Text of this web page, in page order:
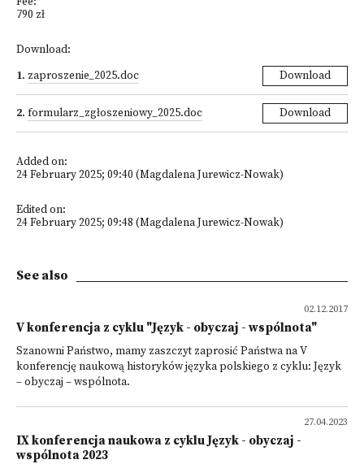
790 zł
Download:
1. zaproszenie_2025.doc Download
2. formularz_zgłoszeniowy_2025.doc Download
Added on:
24 February 2025; 09:40 (Magdalena Jurewicz-Nowak)
Edited on:
24 February 2025; 09:48 (Magdalena Jurewicz-Nowak)
See also
02.12.2017
V konferencja z cyklu "Język - obyczaj - wspólnota"
Szanowni Państwo, mamy zaszczyt zaprosić Państwa na V
konferencję naukową historyków języka polskiego z cyklu: Język
– obyczaj – wspólnota.
27.04.2023
IX konferencja naukowa z cyklu Język - obyczaj -
wspólnota 2023